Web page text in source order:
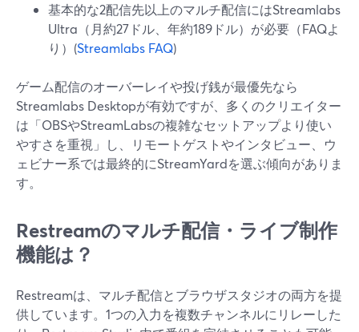
基本的な2配信先以上のマルチ配信にはStreamlabs
Ultra（月約27ドル、年約189ドル）が必要（FAQよ
り）(Streamlabs FAQ)
ゲーム配信のオーバーレイや投げ銭が最優先なら
Streamlabs Desktopが有効ですが、多くのクリエイター
は「OBSやStreamLabsの複雑なセットアップより使い
やすさを重視」し、リモートゲストやインタビュー、ウ
ェビナー系では最終的にStreamYardを選ぶ傾向がありま
す。
Restreamのマルチ配信・ライブ制作
機能は？
Restreamは、マルチ配信とブラウザスタジオの両方を提
供しています。1つの入力を複数チャンネルにリレーした